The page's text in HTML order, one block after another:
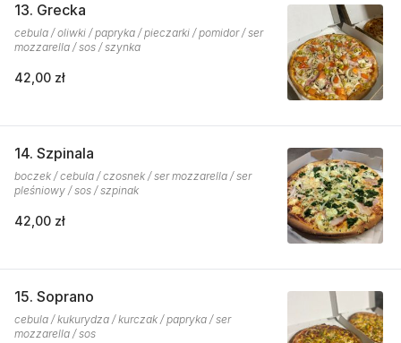
13. Grecka
cebula / oliwki / papryka / pieczarki / pomidor / ser
mozzarella / sos / szynka
42,00 zł
14. Szpinala
boczek / cebula / czosnek / ser mozzarella / ser
pleśniowy / sos / szpinak
42,00 zł
15. Soprano
cebula / kukurydza / kurczak / papryka / ser
mozzarella / sos